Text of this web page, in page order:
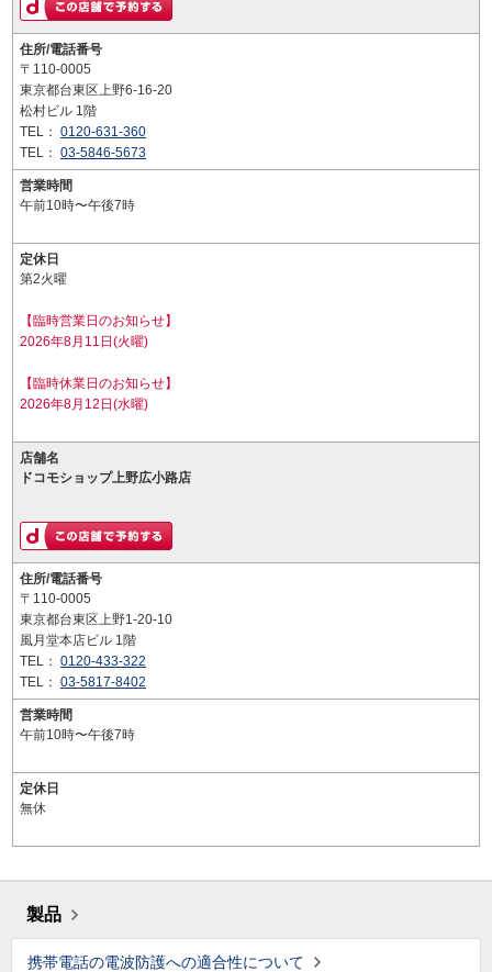
住所/電話番号
〒110-0005
東京都台東区上野6-16-20
松村ビル 1階
TEL： 0120-631-360
TEL： 03-5846-5673
営業時間
午前10時〜午後7時
定休日
第2火曜
【臨時営業日のお知らせ】
2026年8月11日(火曜)
【臨時休業日のお知らせ】
2026年8月12日(水曜)
店舗名
ドコモショップ上野広小路店
住所/電話番号
〒110-0005
東京都台東区上野1-20-10
風月堂本店ビル 1階
TEL： 0120-433-322
TEL： 03-5817-8402
営業時間
午前10時〜午後7時
定休日
無休
製品
携帯電話の電波防護への適合性について